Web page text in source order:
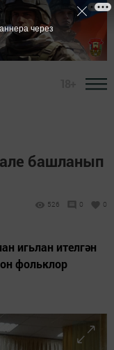
башланып
526 0 0
игьлан ителгән
фольклор
через